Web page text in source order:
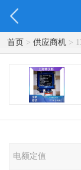
首页> 供应商机>
到售后服务
电额定值